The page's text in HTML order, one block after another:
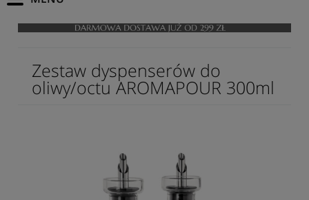
Zestaw dyspenserów do
oliwy/octu AROMAPOUR 300ml